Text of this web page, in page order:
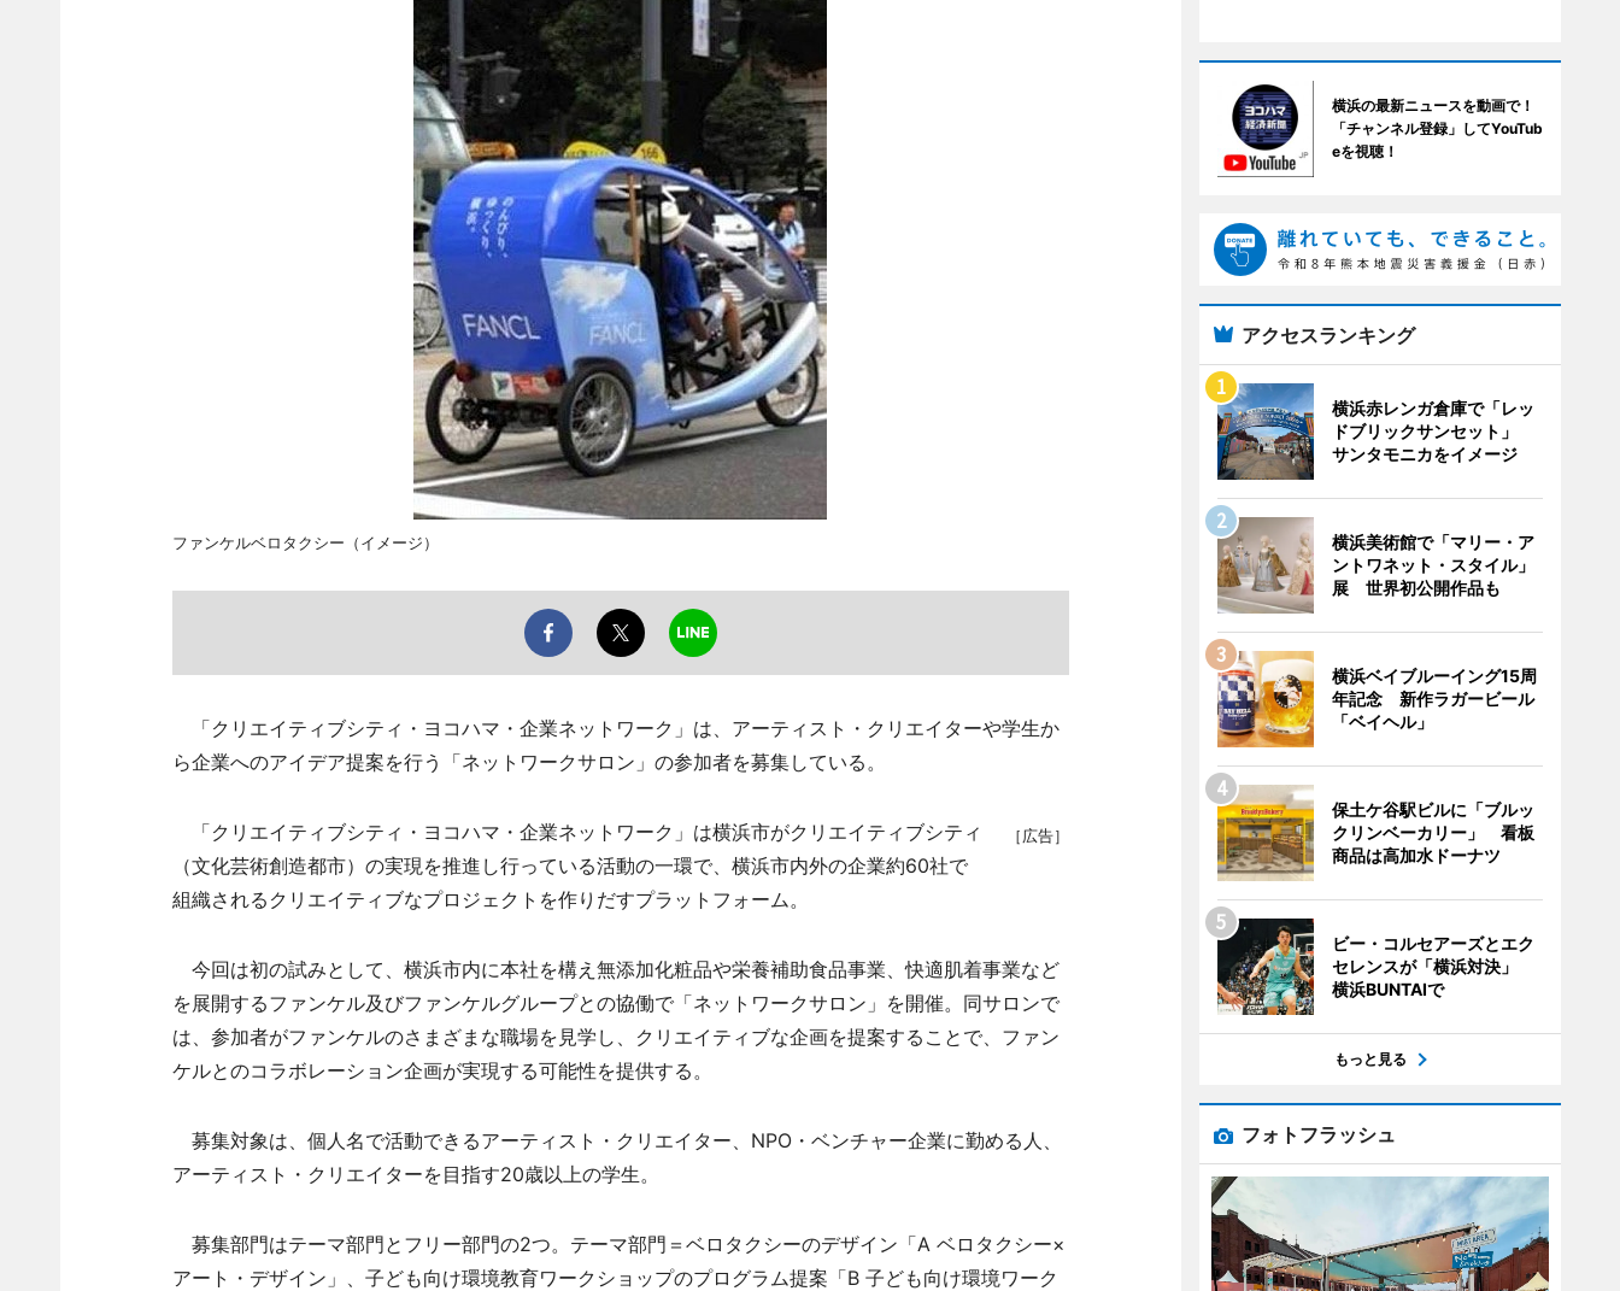
ファンケルベロタクシー（イメージ）
「クリエイティブシティ・ヨコハマ・企業ネットワーク」は、アーティスト・クリエイターや学生か
ら企業へのアイデア提案を行う「ネットワークサロン」の参加者を募集している。
［広告］
「クリエイティブシティ・ヨコハマ・企業ネットワーク」は横浜市がクリエイティブシティ
（文化芸術創造都市）の実現を推進し行っている活動の一環で、横浜市内外の企業約60社で
組織されるクリエイティブなプロジェクトを作りだすプラットフォーム。
今回は初の試みとして、横浜市内に本社を構え無添加化粧品や栄養補助食品事業、快適肌着事業など
を展開するファンケル及びファンケルグループとの協働で「ネットワークサロン」を開催。同サロンで
は、参加者がファンケルのさまざまな職場を見学し、クリエイティブな企画を提案することで、ファン
ケルとのコラボレーション企画が実現する可能性を提供する。
募集対象は、個人名で活動できるアーティスト・クリエイター、NPO・ベンチャー企業に勤める人、
アーティスト・クリエイターを目指す20歳以上の学生。
募集部門はテーマ部門とフリー部門の2つ。テーマ部門＝ベロタクシーのデザイン「A ベロタクシー×
アート・デザイン」、子ども向け環境教育ワークショップのプログラム提案「B 子ども向け環境ワーク
横浜の最新ニュースを動画で！
「チャンネル登録」してYouTub
eを視聴！
アクセスランキング
横浜赤レンガ倉庫で「レッ
ドブリックサンセット」
サンタモニカをイメージ
横浜美術館で「マリー・ア
ントワネット・スタイル」
展 世界初公開作品も
横浜ベイブルーイング15周
年記念 新作ラガービール
「ベイヘル」
保土ケ谷駅ビルに「ブルッ
クリンベーカリー」 看板
商品は高加水ドーナツ
ビー・コルセアーズとエク
セレンスが「横浜対決」
横浜BUNTAIで
もっと見る
フォトフラッシュ